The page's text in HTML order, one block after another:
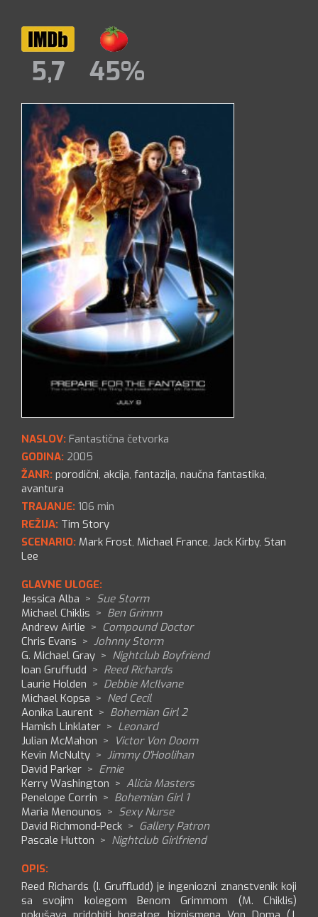
5,7 45%
NASLOV: Fantastična četvorka
GODINA: 2005
ŽANR: porodični, akcija, fantazija, naučna fantastika,
avantura
TRAJANJE: 106 min
REŽIJA: Tim Story
SCENARIO: Mark Frost, Michael France, Jack Kirby, Stan
Lee
GLAVNE ULOGE:
Jessica Alba > Sue Storm
Michael Chiklis > Ben Grimm
Andrew Airlie > Compound Doctor
Chris Evans > Johnny Storm
G. Michael Gray > Nightclub Boyfriend
Ioan Gruffudd > Reed Richards
Laurie Holden > Debbie McIlvane
Michael Kopsa > Ned Cecil
Aonika Laurent > Bohemian Girl 2
Hamish Linklater > Leonard
Julian McMahon > Victor Von Doom
Kevin McNulty > Jimmy O'Hoolihan
David Parker > Ernie
Kerry Washington > Alicia Masters
Penelope Corrin > Bohemian Girl 1
Maria Menounos > Sexy Nurse
David Richmond-Peck > Gallery Patron
Pascale Hutton > Nightclub Girlfriend
OPIS:
Reed Richards (I. Gruffludd) je ingeniozni znanstvenik koji
sa svojim kolegom Benom Grimmom (M. Chiklis)